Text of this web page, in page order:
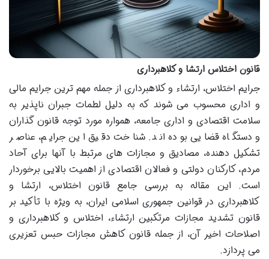
قانون اختلاس ارتشا و کلاهبرداری
جرایم اختلاس، ارتشاء و کلاهبرداری از جمله مهم ترین جرایم مالی
و اداری محسوب می شوند که به دلیل لطمات جبران ناپذیر به
سلامت اقتصادی و اداری جامعه، همواره مورد توجه قانون گذاران
و دستگاه قضایی بوده اند. شناخت دقیق این جرایم، عناصر
تشکیل دهنده، مصادیق و مجازات های مرتبط با آنها برای آحاد
مردم، کارکنان دولتی و فعالان اقتصادی از اهمیت بالایی برخوردار
است. این مقاله به بررسی جامع قانون اختلاس، ارتشا و
کلاهبرداری در قوانین جمهوری اسلامی ایران، به ویژه با تأکید بر
قانون تشدید مجازات مرتکبین ارتشاء، اختلاس و کلاهبرداری و
اصلاحات اخیر آن، از جمله قانون کاهش مجازات حبس تعزیری
می پردازد.